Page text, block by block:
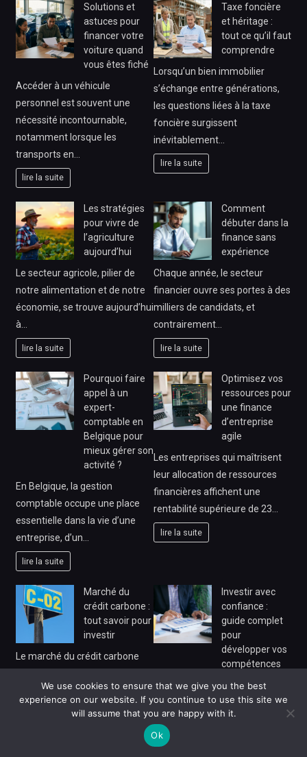
Solutions et
astuces pour
financer votre
voiture quand
vous êtes fiché
Accéder à un véhicule
personnel est souvent une
nécessité incontournable,
notamment lorsque les
transports en…
lire la suite
Taxe foncière
et héritage :
tout ce qu’il faut
comprendre
Lorsqu’un bien immobilier
s’échange entre générations,
les questions liées à la taxe
foncière surgissent
inévitablement…
lire la suite
Les stratégies
pour vivre de
l’agriculture
aujourd’hui
Le secteur agricole, pilier de
notre alimentation et de notre
économie, se trouve aujourd’hui
à…
lire la suite
Comment
débuter dans la
finance sans
expérience
Chaque année, le secteur
financier ouvre ses portes à des
milliers de candidats, et
contrairement…
lire la suite
Pourquoi faire
appel à un
expert-
comptable en
Belgique pour
mieux gérer son
activité ?
En Belgique, la gestion
comptable occupe une place
essentielle dans la vie d’une
entreprise, d’un…
lire la suite
Optimisez vos
ressources pour
une finance
d’entreprise
agile
Les entreprises qui maîtrisent
leur allocation de ressources
financières affichent une
rentabilité supérieure de 23…
lire la suite
Marché du
crédit carbone :
tout savoir pour
investir
Le marché du crédit carbone
opportunité d’investissement
unique qui conjugue rentabilité
Investir avec
confiance :
guide complet
pour
développer vos
compétences
Plus de 60 % des Français
épargnent régulièrement, mais
seuls 15 % se déclarent
We use cookies to ensure that we give you the best
experience on our website. If you continue to use this site we
will assume that you are happy with it.
Ok